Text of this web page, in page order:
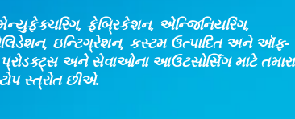
ફેબ્રિકેશન, એન્જિનિયરિંગ,
ઇન્ટિગ્રેશન, કસ્ટમ ઉત્પાદિત અને ઑફ-
અને સેવાઓના આઉટસોર્સિંગ માટે તમારા
સ્ત્રોત છીએ.